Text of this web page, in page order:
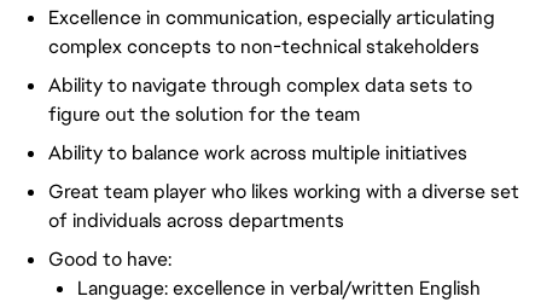
Excellence in communication, especially articulating
complex concepts to non-technical stakeholders
Ability to navigate through complex data sets to
figure out the solution for the team
Ability to balance work across multiple initiatives
Great team player who likes working with a diverse set
of individuals across departments
Good to have:
Language: excellence in verbal/written English